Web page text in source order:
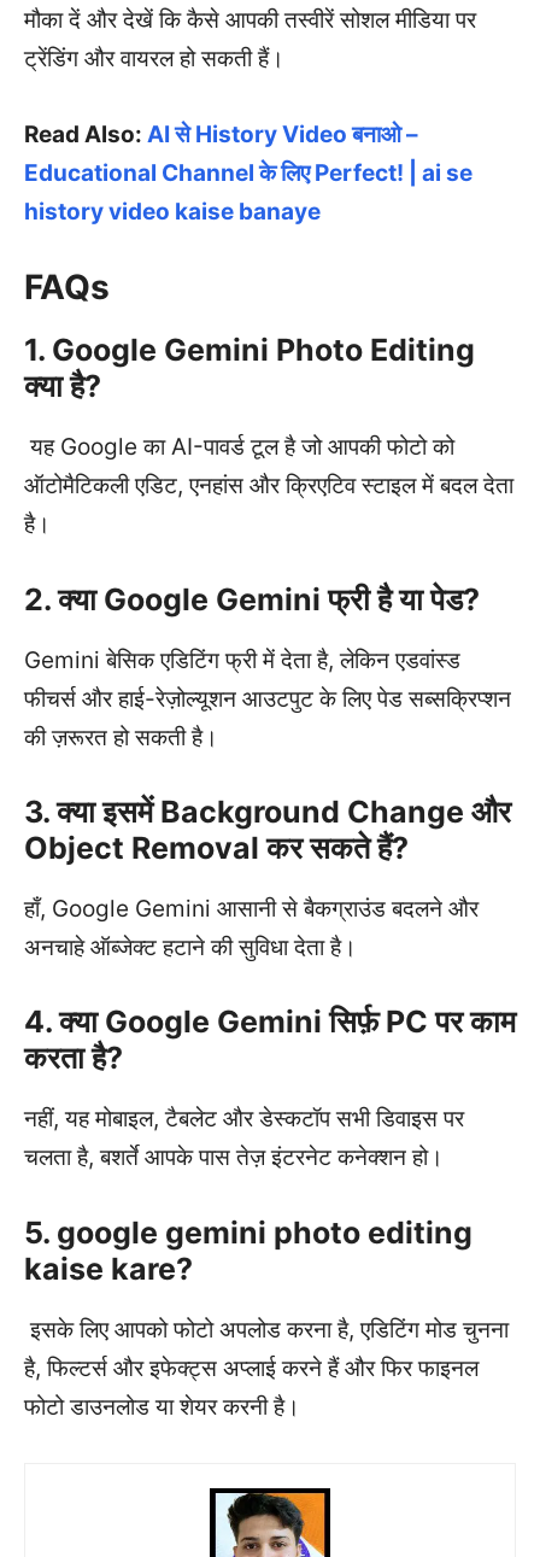
मौका दें और देखें कि कैसे आपकी तस्वीरें सोशल मीडिया पर
ट्रेंडिंग और वायरल हो सकती हैं।
Read Also: AI से History Video बनाओ –
Educational Channel के लिए Perfect! | ai se
history video kaise banaye
FAQs
1. Google Gemini Photo Editing
क्या है?
यह Google का AI-पावर्ड टूल है जो आपकी फोटो को
ऑटोमैटिकली एडिट, एनहांस और क्रिएटिव स्टाइल में बदल देता
है।
2. क्या Google Gemini फ्री है या पेड?
Gemini बेसिक एडिटिंग फ्री में देता है, लेकिन एडवांस्ड
फीचर्स और हाई-रेज़ोल्यूशन आउटपुट के लिए पेड सब्सक्रिप्शन
की ज़रूरत हो सकती है।
3. क्या इसमें Background Change और
Object Removal कर सकते हैं?
हाँ, Google Gemini आसानी से बैकग्राउंड बदलने और
अनचाहे ऑब्जेक्ट हटाने की सुविधा देता है।
4. क्या Google Gemini सिर्फ़ PC पर काम
करता है?
नहीं, यह मोबाइल, टैबलेट और डेस्कटॉप सभी डिवाइस पर
चलता है, बशर्ते आपके पास तेज़ इंटरनेट कनेक्शन हो।
5. google gemini photo editing
kaise kare?
इसके लिए आपको फोटो अपलोड करना है, एडिटिंग मोड चुनना
है, फिल्टर्स और इफेक्ट्स अप्लाई करने हैं और फिर फाइनल
फोटो डाउनलोड या शेयर करनी है।